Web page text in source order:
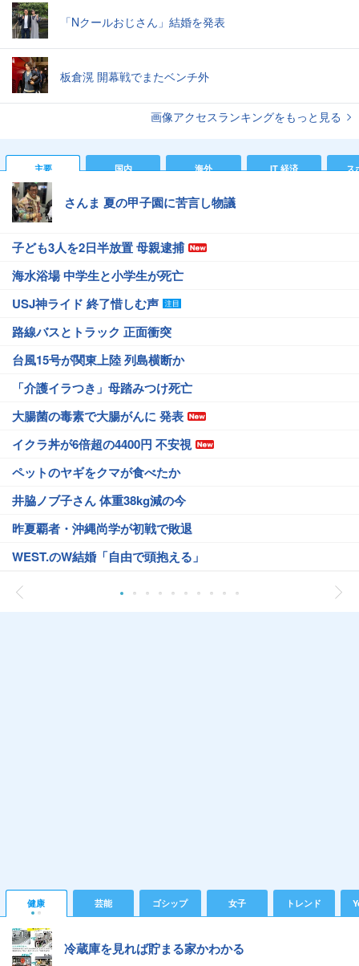
「Nクールおじさん」結婚を発表
板倉滉 開幕戦でまたベンチ外
画像アクセスランキングをもっと見る
主要 国内 海外 IT 経済 ス
さんま 夏の甲子園に苦言し物議
子ども3人を2日半放置 母親逮捕
海水浴場 中学生と小学生が死亡
USJ神ライド 終了惜しむ声
路線バスとトラック 正面衝突
台風15号が関東上陸 列島横断か
「介護イラつき」母踏みつけ死亡
大腸菌の毒素で大腸がんに 発表
イクラ丼が6倍超の4400円 不安視
ペットのヤギをクマが食べたか
井脇ノブ子さん 体重38kg減の今
昨夏覇者・沖縄尚学が初戦で敗退
WEST.のW結婚「自由で頭抱える」
健康 芸能 ゴシップ 女子 トレンド
冷蔵庫を見れば貯まる家かわかる